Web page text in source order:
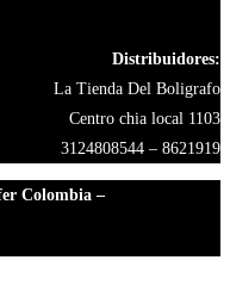
Distribuidores:
La Tienda Del Boligrafo
Centro chia local 1103
3124808544 – 8621919
Colombia –